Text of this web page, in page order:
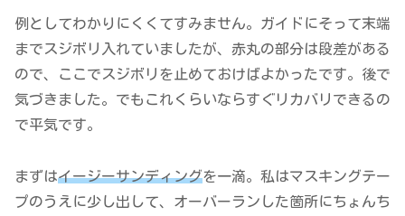
例としてわかりにくくてすみません。ガイドにそって末端
までスジボリ入れていましたが、赤丸の部分は段差がある
ので、ここでスジボリを止めておけばよかったです。後で
気づきました。でもこれくらいならすぐリカバリできるの
で平気です。
まずはイージーサンディングを一滴。私はマスキングテー
プのうえに少し出して、オーバーランした箇所にちょんち